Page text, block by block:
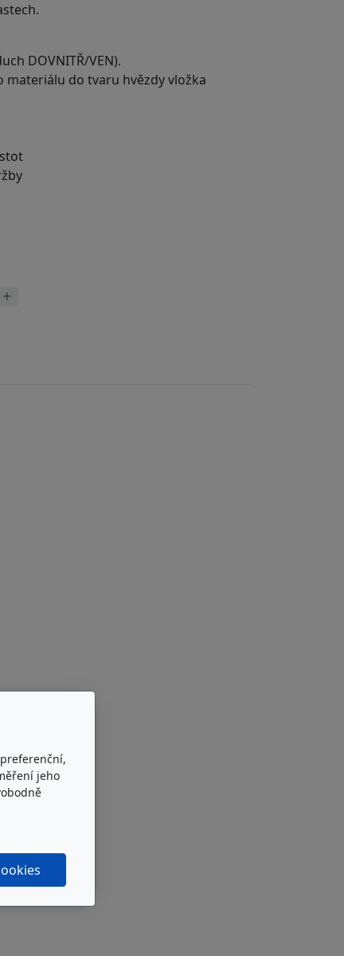
DOVNITŘ/VEN).
do tvaru hvězdy vložka
jeho